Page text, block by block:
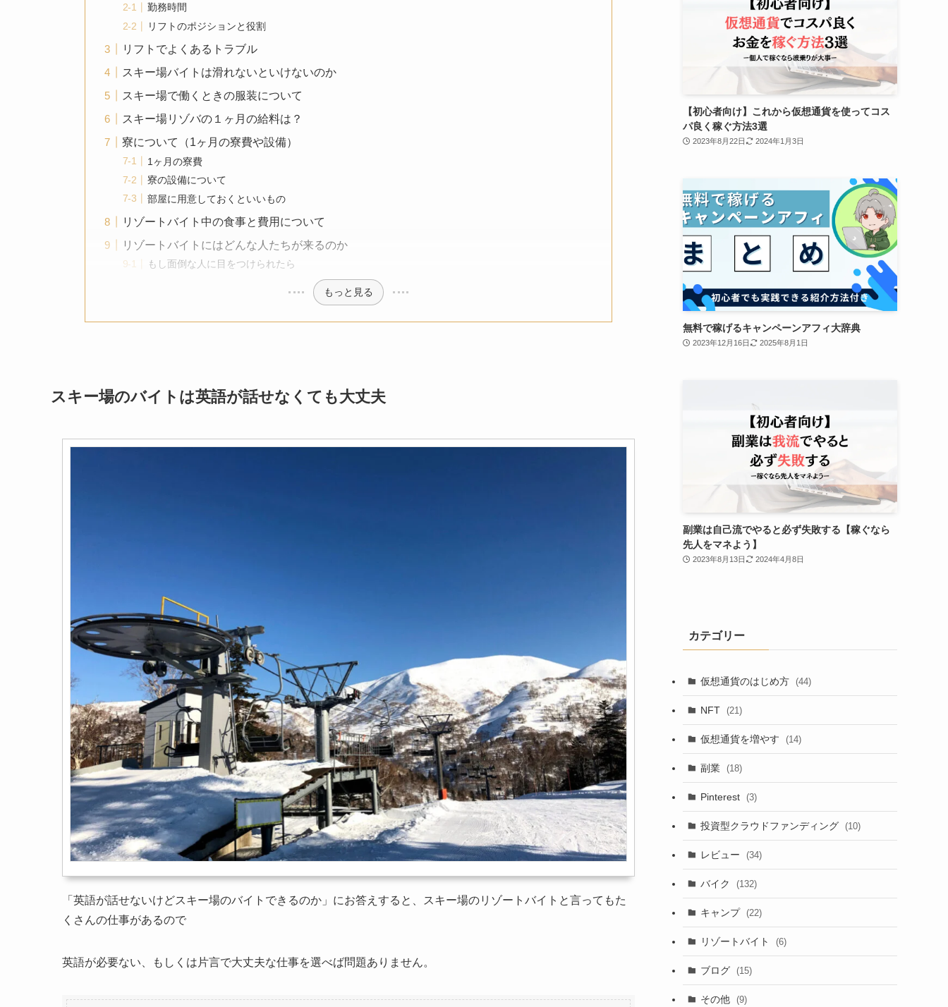
勤務時間
リフトのポジションと役割
リフトでよくあるトラブル
スキー場バイトは滑れないといけないのか
スキー場で働くときの服装について
スキー場リゾバの１ヶ月の給料は？
寮について（1ヶ月の寮費や設備）
1ヶ月の寮費
寮の設備について
部屋に用意しておくといいもの
リゾートバイト中の食事と費用について
リゾートバイトにはどんな人たちが来るのか
もし面倒な人に目をつけられたら
もっと見る
スキー場のバイトは英語が話せなくても大丈夫
「英語が話せないけどスキー場のバイトできるのか」にお答えすると、スキー場のリゾートバイトと言ってもた
くさんの仕事があるので
英語が必要ない、もしくは片言で大丈夫な仕事を選べば問題ありません。
【初心者向け】これから仮想通貨を使ってコス
パ良く稼ぐ方法3選
2023年8月22日 2024年1月3日
無料で稼げるキャンペーンアフィ大辞典
2023年12月16日 2025年8月1日
副業は自己流でやると必ず失敗する【稼ぐなら
先人をマネよう】
2023年8月13日 2024年4月8日
カテゴリー
仮想通貨のはじめ方 (44)
NFT (21)
仮想通貨を増やす (14)
副業 (18)
Pinterest (3)
投資型クラウドファンディング (10)
レビュー (34)
バイク (132)
キャンプ (22)
リゾートバイト (6)
ブログ (15)
その他 (9)